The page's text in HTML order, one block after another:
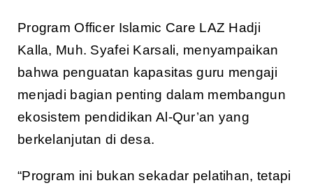
Program Officer Islamic Care LAZ Hadji
Kalla, Muh. Syafei Karsali, menyampaikan
bahwa penguatan kapasitas guru mengaji
menjadi bagian penting dalam membangun
ekosistem pendidikan Al-Qur’an yang
berkelanjutan di desa.
“Program ini bukan sekadar pelatihan, tetapi